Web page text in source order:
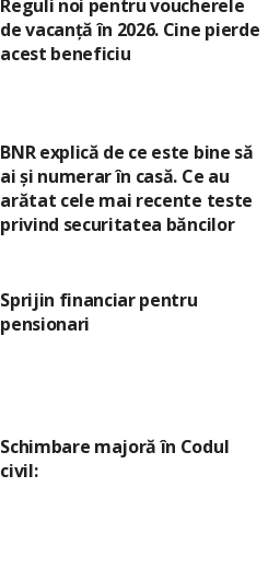
Reguli noi pentru voucherele
de vacanță în 2026. Cine pierde
acest beneficiu
BNR explică de ce este bine să
ai și numerar în casă. Ce au
arătat cele mai recente teste
privind securitatea băncilor
Sprijin financiar pentru
pensionari
Schimbare majoră în Codul
civil: